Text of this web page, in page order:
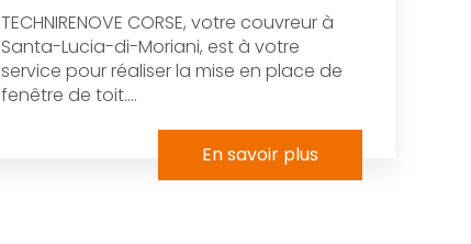
TECHNIRENOVE CORSE, votre couvreur à
Santa-Lucia-di-Moriani, est à votre
service pour réaliser la mise en place de
fenêtre de toit....
En savoir plus